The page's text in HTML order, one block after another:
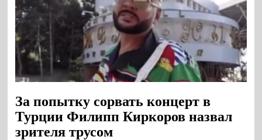
За попытку сорвать концерт в
Турции Филипп Киркоров назвал
зрителя трусом